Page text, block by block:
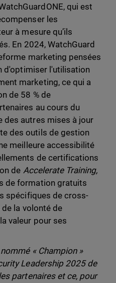
qui est
les
à mesure qu’ils
En 2024, WatchGuard
marketing pensées
d'optimiser l'utilisation
marketing, ce qui a
de 58 % de
au cours du
des autres mises à jour
des outils de gestion
meilleure accessibilité
de certifications
de Accelerate Training,
de formation gratuits
spécifiques de cross-
la volonté de
valeur pour ses
« Champion »
Leadership 2025 de
partenaires et ce, pour